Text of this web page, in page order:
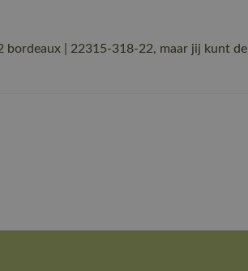
bordeaux | 22315-318-22, maar jij kunt de